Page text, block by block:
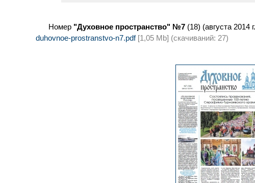
Номер "Духовное пространство" №7(18) (августа 2014
duhovnoe-prostranstvo-n7.pdf[1,05 Mb] (cкачиваний: 27)